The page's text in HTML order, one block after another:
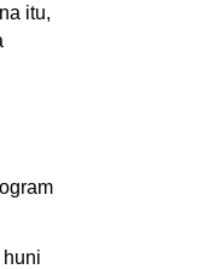
itu,